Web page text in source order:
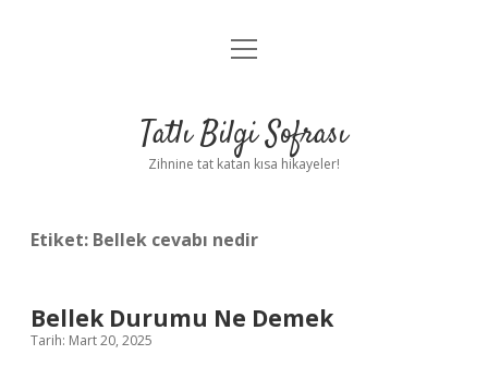
Anasayfa
Yasal Uyarı
menüyü
Tatlı Bilgi Sofrası
Zihnine tat katan kısa hikayeler!
Etiket: Bellek cevabı nedir
Bellek Durumu Ne Demek
Tarih: Mart 20, 2025